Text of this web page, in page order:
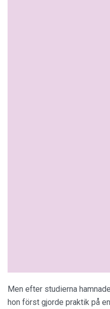
Men efter studierna
hon först gjorde praktik på